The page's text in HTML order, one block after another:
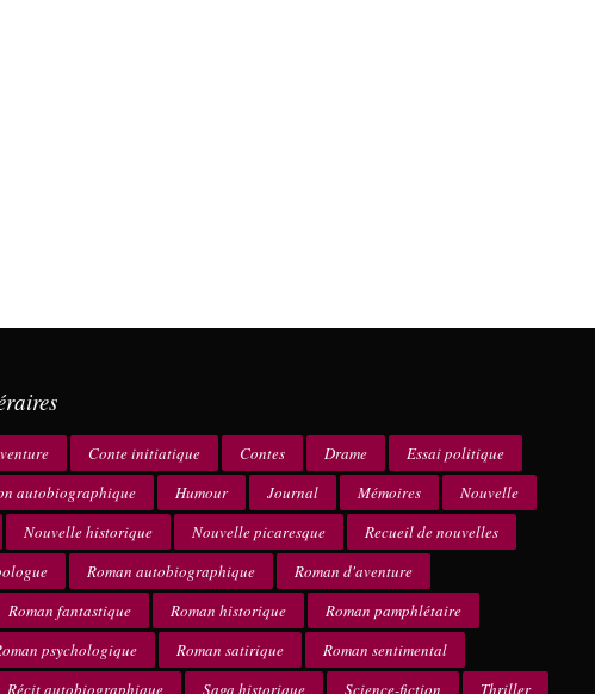
Conte initiatique Contes Drame
Essai politique
autobiographique Humour Journal Mémoires
Nouvelle
Nouvelle historique Nouvelle picaresque
Recueil de nouvelles
Roman autobiographique
Roman d'aventure
Roman fantastique Roman historique
Roman pamphlétaire
psychologique Roman satirique
Roman sentimental
Récit autobiographique Saga historique Science-fiction Thriller